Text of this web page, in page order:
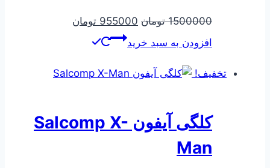
1500000 تومان قیمت
اصلی
بود.
955000 تومان
است.
افزودن به سبد خرید
تخفیف!
کلگی آیفون Salcomp X-
Man